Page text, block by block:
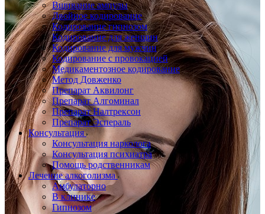
Вшивание ампулы
Двойное кодирование
Кодирование гипнозом
Кодирование для женщин
Кодирование для мужчин
Кодирование с провокацией
Медикаментозное кодирование
Метод Довженко
Препарат Аквилонг
Препарат Алгоминал
Препарат Налтрексон
Препарат Эспераль
Консультация
Консультация нарколога
Консультация психиатра
Помощь родственникам
Лечение алкоголизма
Амбулаторно
В клинике
Гипнозом